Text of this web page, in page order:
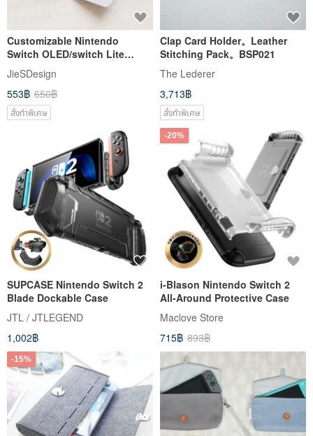
Customizable Nintendo
Switch OLED/switch Lite
Storage Bag
JieSDesign
553฿ 650฿
สั่งทำพิเศษ
Clap Card Holder。Leather
Stitching Pack。BSP021
The Lederer
3,713฿
สั่งทำพิเศษ
SUPCASE Nintendo Switch 2
Blade Dockable Case
JTL / JTLEGEND
1,002฿
-20%
i-Blason Nintendo Switch 2
All-Around Protective Case
Maclove Store
715฿ 893฿
-15%